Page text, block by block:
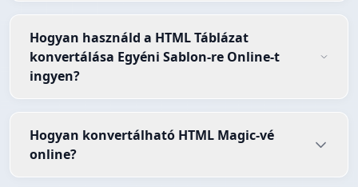
Hogyan használd a HTML Táblázat
konvertálása Egyéni Sablon-re Online-t
ingyen?
Hogyan konvertálható HTML Magic-vé
online?